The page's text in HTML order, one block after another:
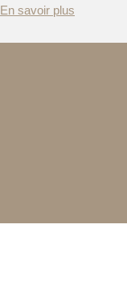
En savoir plus